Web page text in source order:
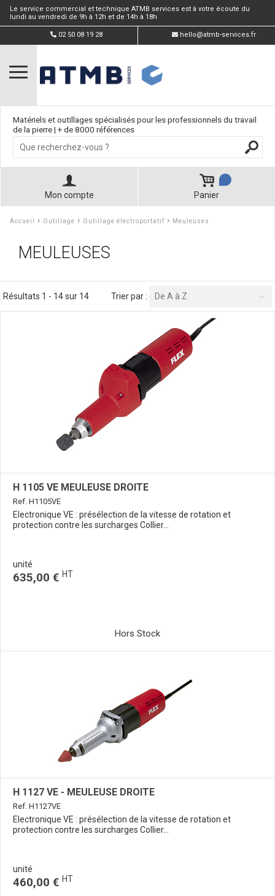
Le service commercial et technique ATMB services est à votre écoute du
lundi au vendredi de 9h à 12h et de 14h à 18h
02 50 08 19 28 hello@atmb-services.fr
Matériels et outillages spécialisés pour les professionnels du travail
de la pierre | + de 8000 références
Mon compte Panier
Accueil › Outillage › Outillage électroportatif › Meuleuses
MEULEUSES
Résultats 1 - 14 sur 14 Trier par : De A à Z
H 1105 VE MEULEUSE DROITE
Ref. H1105VE
Electronique VE : présélection de la vitesse de rotation et
protection contre les surcharges Collier...
unité
635,00 € HT
Hors Stock
H 1127 VE - MEULEUSE DROITE
Ref. H1127VE
Electronique VE : présélection de la vitesse de rotation et
protection contre les surcharges Collier...
unité
460,00 € HT